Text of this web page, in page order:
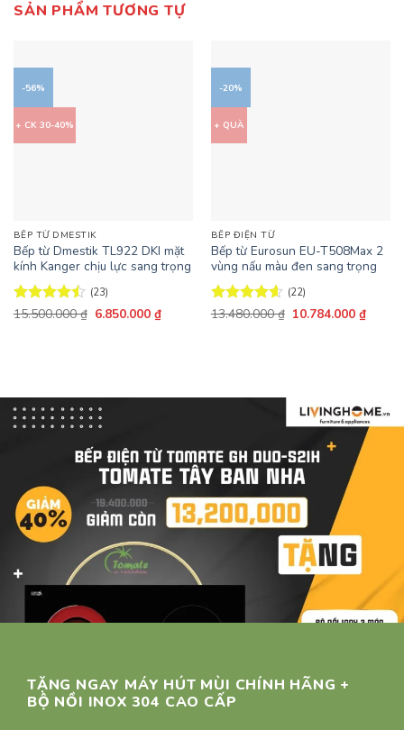
SẢN PHẨM TƯƠNG TỰ
-56%
+ CK 30-40%
BẾP TỪ DMESTIK
Bếp từ Dmestik TL922 DKI mặt
kính Kanger chịu lực sang trọng
Được xếp
(23)
15.500.000₫ Giá
6.850.000 ₫Giá
hiện
-20%
+ QUÀ
BẾP ĐIỆN TỪ
Bếp từ Eurosun EU-T508Max 2
vùng nấu màu đen sang trọng
Được xếp
(22)
13.480.000₫ Giá
10.784.000 ₫Giá
hiện
TẶNG NGAY MÁY HÚT MÙI CHÍNH HÃNG +
BỘ NỒI INOX 304 CAO CẤP